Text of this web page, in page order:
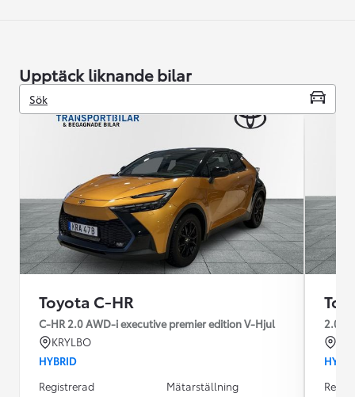
Upptäck liknande bilar
Sök
Toyota C-HR
C-HR 2.0 AWD-i executive premier edition V-Hjul
KRYLBO
HYBRID
Registrerad
Mätarställning
2.0